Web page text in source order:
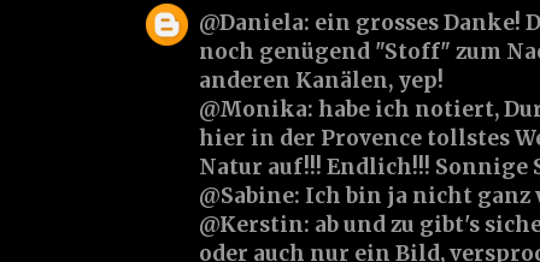
@Daniela: ein grosses Danke!
noch genügend "Stoff" zum
anderen Kanälen, yep!
@Monika: habe ich notiert,
hier in der Provence tollstes
Natur auf!!! Endlich!!! Sonnige
@Sabine: Ich bin ja nicht ganz
@Kerstin: ab und zu gibt's
oder auch nur ein Bild,